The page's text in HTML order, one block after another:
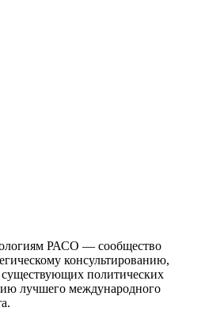
РАСО — сообщество
консультированию,
существующих политических
лучшего международного